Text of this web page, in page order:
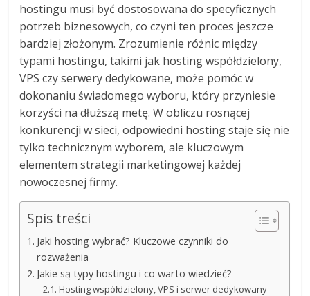
hostingu musi być dostosowana do specyficznych
potrzeb biznesowych, co czyni ten proces jeszcze
bardziej złożonym. Zrozumienie różnic między
typami hostingu, takimi jak hosting współdzielony,
VPS czy serwery dedykowane, może pomóc w
dokonaniu świadomego wyboru, który przyniesie
korzyści na dłuższą metę. W obliczu rosnącej
konkurencji w sieci, odpowiedni hosting staje się nie
tylko technicznym wyborem, ale kluczowym
elementem strategii marketingowej każdej
nowoczesnej firmy.
Spis treści
Jaki hosting wybrać? Kluczowe czynniki do
rozważenia
Jakie są typy hostingu i co warto wiedzieć?
Hosting współdzielony, VPS i serwer dedykowany